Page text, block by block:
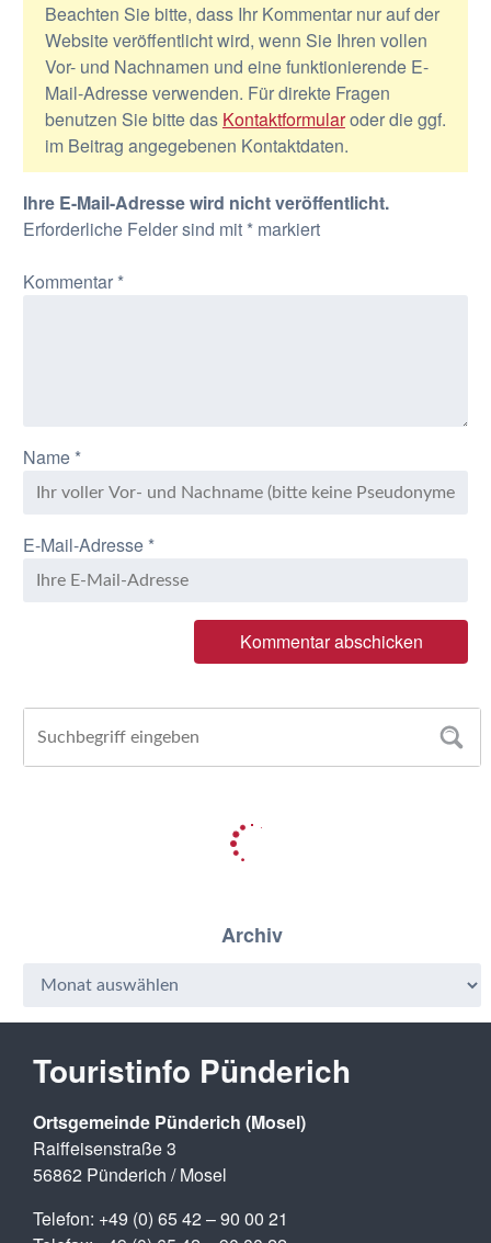
Beachten Sie bitte, dass Ihr Kommentar nur auf der
Website veröffentlicht wird, wenn Sie Ihren vollen
Vor- und Nachnamen und eine funktionierende E-
Mail-Adresse verwenden. Für direkte Fragen
benutzen Sie bitte das Kontaktformularoder die ggf.
im Beitrag angegebenen Kontaktdaten.
Ihre E-Mail-Adresse wird nicht veröffentlicht.
Erforderliche Felder sind mit *markiert
Kommentar *
Name *
E-Mail-Adresse *
Archiv
Touristinfo Pünderich
Ortsgemeinde Pünderich (Mosel)
Raiffeisenstraße 3
56862 Pünderich / Mosel
Telefon: +49 (0) 65 42 – 90 00 21